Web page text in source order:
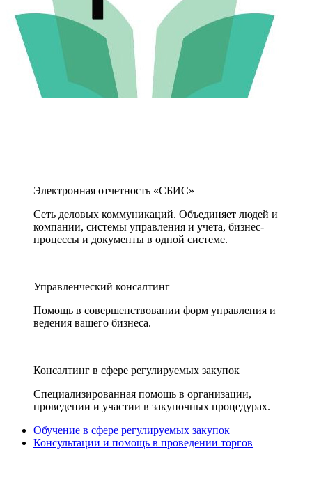
Электронная отчетность «СБИС»
Сеть деловых коммуникаций. Объединяет людей и
компании, системы управления и учета, бизнес-
процессы и документы в одной системе.
Управленческий консалтинг
Помощь в совершенствовании форм управления и
ведения вашего бизнеса.
Консалтинг в сфере регулируемых закупок
Специализированная помощь в организации,
проведении и участии в закупочных процедурах.
Обучение в сфере регулируемых закупок
Консультации и помощь в проведении торгов